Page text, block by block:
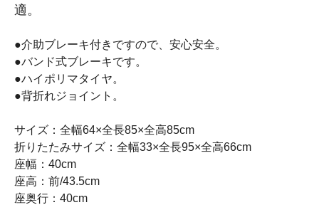
適。
●介助ブレーキ付きですので、安心安全。
●バンド式ブレーキです。
●ハイポリマタイヤ。
●背折れジョイント。
サイズ：全幅64×全長85×全高85cm
折りたたみサイズ：全幅33×全長95×全高66cm
座幅：40cm
座高：前/43.5cm
座奥行：40cm